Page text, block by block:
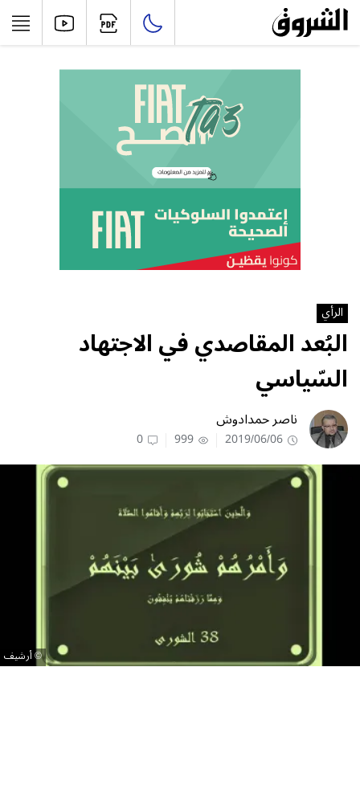
الرأي
البُعد المقاصدي في الاجتهاد
السّياسي
ناصر حمدادوش
2019/06/06
999
0
أرشيف